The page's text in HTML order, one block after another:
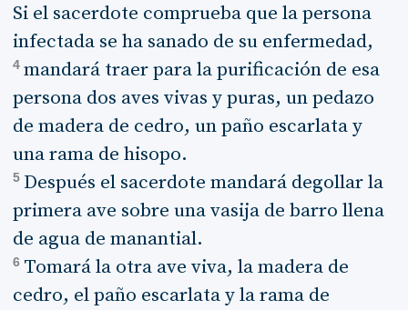
Si el sacerdote comprueba que la persona
infectada se ha sanado de su enfermedad,
4 mandará traer para la purificación de esa
persona dos aves vivas y puras, un pedazo
de madera de cedro, un paño escarlata y
una rama de hisopo.
5 Después el sacerdote mandará degollar la
primera ave sobre una vasija de barro llena
de agua de manantial.
6 Tomará la otra ave viva, la madera de
cedro, el paño escarlata y la rama de